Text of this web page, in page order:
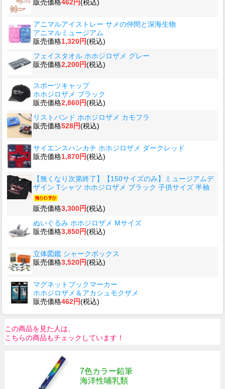
販売価格462円(税込)
アニマルアイストレー サメの仲間と深海生物
アニマルミュージアム
販売価格1,320円(税込)
フェイスタオル ホホジロザメ グレー
販売価格2,200円(税込)
スポーツキャップ
ホホジロザメ ブラック
販売価格2,860円(税込)
リストバンド ホホジロザメ カモフラ
販売価格528円(税込)
サイエンスハンカチ ホホジロザメ ダークレッド
販売価格1,870円(税込)
【無くなり次第終了】【150サイズのみ】ミュージアムデ
ザイン Tシャツ ホホジロザメ ブラック 子供サイズ 半袖
販売価格3,300円(税込)
ぬいぐるみ ホホジロザメ Mサイズ
販売価格3,850円(税込)
立体図鑑 シャークボックス
販売価格3,520円(税込)
マグネットブックマーカー
ホホジロザメ＆アカシュモクザメ
販売価格462円(税込)
この商品を見た人は、
こちらの商品もチェックしています！
7色カラー鉛筆
海洋性哺乳類